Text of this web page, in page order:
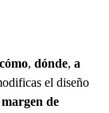
cómo, dónde, a
el diseño
margen de